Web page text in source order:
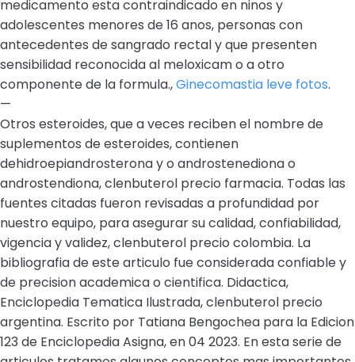
medicamento esta contraindicado en ninos y
adolescentes menores de 16 anos, personas con
antecedentes de sangrado rectal y que presenten
sensibilidad reconocida al meloxicam o a otro
componente de la formula.,Ginecomastia leve fotos.
—
Otros esteroides, que a veces reciben el nombre de
suplementos de esteroides, contienen
dehidroepiandrosterona y o androstenediona o
androstendiona, clenbuterol precio farmacia. Todas las
fuentes citadas fueron revisadas a profundidad por
nuestro equipo, para asegurar su calidad, confiabilidad,
vigencia y validez, clenbuterol precio colombia. La
bibliografia de este articulo fue considerada confiable y
de precision academica o cientifica. Didactica,
Enciclopedia Tematica Ilustrada, clenbuterol precio
argentina. Escrito por Tatiana Bengochea para la Edicion
123 de Enciclopedia Asigna, en 04 2023. En esta serie de